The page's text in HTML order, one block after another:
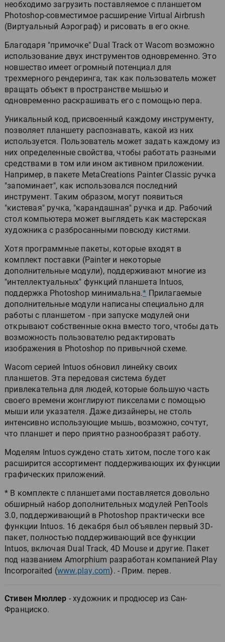
необходимо загрузить поставляемое с планшетом
Photoshop-совместимое расширение Virtual Airbrush
(Виртуальный Аэрограф) и рисовать в его окне.
Благодаря "примочке" Dual Track от Wacom возможно
использование двух инструментов одновременно. Это
новшество имеет огромный потенциал для
трехмерного рендеринга, так как пользователь может
вращать объект в пространстве мышью и
одновременно раскрашивать его с помощью пера.
Уникальный код, присвоенный каждому инструменту,
позволяет планшету распознавать, какой из них
используется. Пользователь может задать каждому из
них определенные свойства, чтобы работать разными
средствами в том или ином активном приложении.
Например, в пакете MetaCreations Painter Classic ручка
"запоминает", как использовался последний
инструмент. Таким образом, могут появиться
"кистевая" ручка, "карандашная" ручка и др. Рабочий
стол компьютера может выглядеть как мастерская
художника с разбросанными повсюду кистями.
Хотя программные пакеты, которые входят в
комплект поставки (Painter и некоторые
дополнительные модули), поддерживают многие из
"интеллектуальных" функций планшета Intuos,
поддержка Photoshop минимальна.* Прилагаемые
дополнительные модули написаны специально для
работы с планшетом - при запуске модулей они
открывают собственные окна вместо того, чтобы дать
возможность пользователю редактировать
изображения в Photoshop по привычной схеме.
Wacom серией Intuos обновил линейку своих
планшетов. Эта передовая система будет
привлекательна для людей, которые большую часть
своего времени жонглируют пикселами с помощью
мыши или указателя. Даже дизайнеры, не столь
интенсивно использующие мышь, возможно, сочтут,
что планшет и перо приятно разнообразят работу.
Моделям Intuos суждено стать хитом, после того как
расширится ассортимент поддерживающих их функции
графических приложений.
* В комплекте с планшетами поставляется довольно
обширный набор дополнительных модулей PenTools
3.0, поддерживающий в Photoshop практически все
функции Intuos. 16 декабря был объявлен первый 3D-
пакет, полностью поддерживающий все функции
Intuos, включая Dual Track, 4D Mouse и другие. Пакет
под названием Amorphium разработан компанией Play
Incorporaited (www.play.com). - Прим. перев.
Стивен Мюллер - художник и продюсер из Сан-
Франциско.